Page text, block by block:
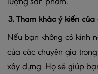
lượng sản phẩm.
3. Tham khảo ý kiến của
Nếu bạn không có kinh
của các chuyên gia
xây dựng. Họ sẽ giúp